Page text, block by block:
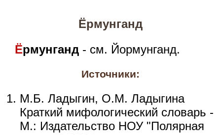
Ёрмунганд
Ёрмунганд - см. Йормунганд.
Источники:
М.Б. Ладыгин, О.М. Ладыгина
Краткий мифологический словарь -
М.: Издательство НОУ "Полярная